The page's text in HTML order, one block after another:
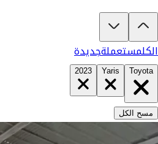
تبغى تشتري تويوتا يارس 2023؟
الكلمستعملةجديدة
Toyota
Yaris
2023
مسح الكل